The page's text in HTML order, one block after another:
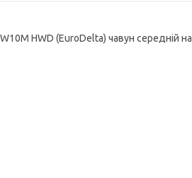
HWD (EuroDelta) чавун середній на